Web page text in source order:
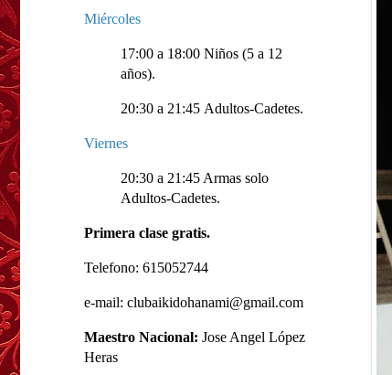
Miércoles
17:00 a 18:00 Niños (5 a 12
años).
20:30 a 21:45 Adultos-Cadetes.
Viernes
20:30 a 21:45 Armas solo
Adultos-Cadetes.
Primera clase gratis.
Telefono: 615052744
e-mail: clubaikidohanami@gmail.com
Maestro Nacional: Jose Angel López
Heras